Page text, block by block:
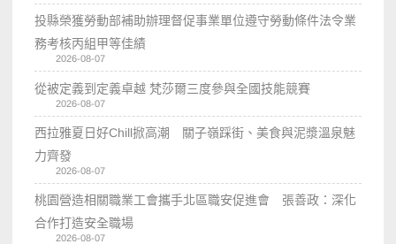
投縣榮獲勞動部補助辦理督促事業單位遵守勞動條件法令業
務考核丙組甲等佳績
2026-08-07
從被定義到定義卓越 梵莎爾三度參與全國技能競賽
2026-08-07
西拉雅夏日好Chill掀高潮 關子嶺踩街、美食與泥漿溫泉魅
力齊發
2026-08-07
桃園營造相關職業工會攜手北區職安促進會 張善政：深化
合作打造安全職場
2026-08-07